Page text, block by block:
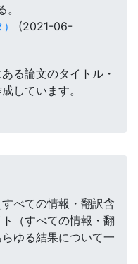
(2021-06-
る論文のタイトル・
しています。
べての情報・翻訳含
（すべての情報・翻
ゆる結果について一